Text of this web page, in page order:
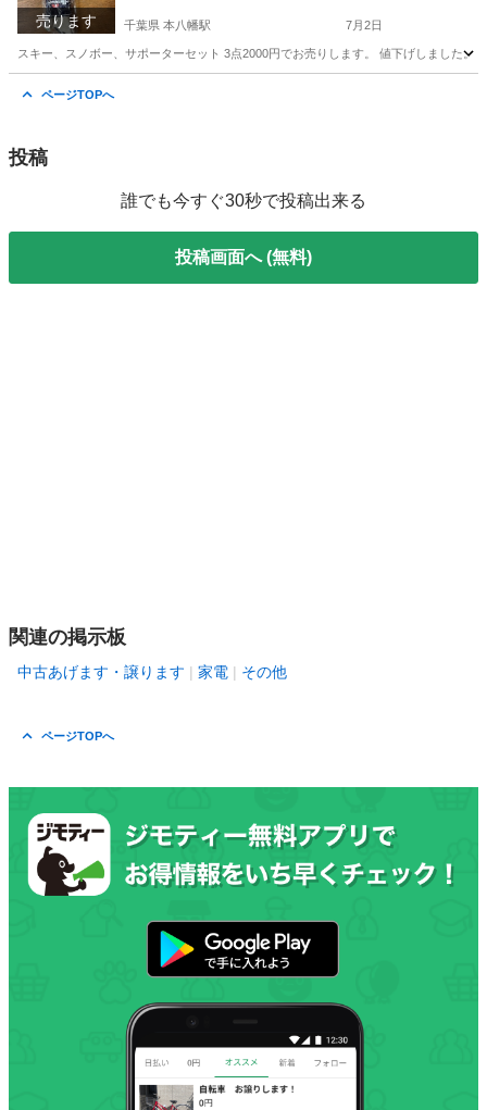
売ります 千葉県 本八幡駅 7月2日
スキー、スノボー、サポーターセット 3点2000円でお売りします。 値下げしました
ページTOPへ
投稿
誰でも今すぐ30秒で投稿出来る
投稿画面へ (無料)
関連の掲示板
中古あげます・譲ります 家電 その他
ページTOPへ